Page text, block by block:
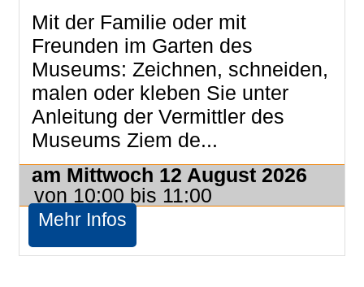
Mit der Familie oder mit
Freunden im Garten des
Museums: Zeichnen, schneiden,
malen oder kleben Sie unter
Anleitung der Vermittler des
Museums Ziem de...
am Mittwoch 12 August 2026
von 10:00 bis 11:00
Mehr Infos